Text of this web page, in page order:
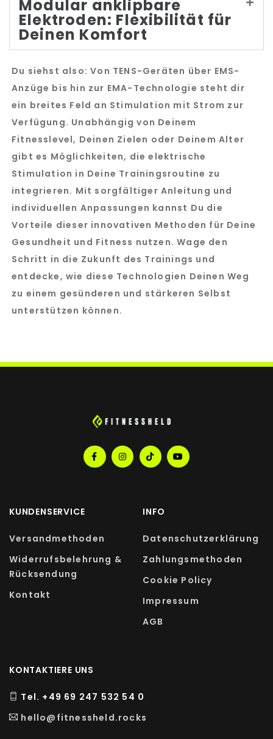
Modular anklipbare
Elektroden: Flexibilität für
Deinen Komfort
Du siehst also: Von TENS-Geräten über EMS-
Anzüge bis hin zur EMA-Technologie steht dir
ein breites Feld an Stimulation mit Strom zur
Verfügung. Unabhängig von Deinem
Fitnesslevel, Deinen Zielen oder Deinem Alter
gibt es Möglichkeiten, die elektrische
Stimulation in Deine Trainingsroutine zu
integrieren. Mit sorgfältiger Anleitung und
individuellen Anpassungen kannst Du die
Vorteile dieser innovativen Methoden für Deine
Gesundheit und Fitness nutzen. Wage den
Schritt in die Zukunft des Trainings und
entdecke, wie diese Technologien Deinen Weg
zu einem gesünderen und stärkeren Selbst
unterstützen können.
KUNDENSERVICE
Versandmethoden
Widerrufsbelehrung &
Rücksendung
Kontakt
INFO
Datenschutzerklärung
Zahlungsmethoden
Cookie Policy
Impressum
AGB
KONTAKTIERE UNS
Tel. +49 69 247 532 54 0
hello@fitnessheld.rocks